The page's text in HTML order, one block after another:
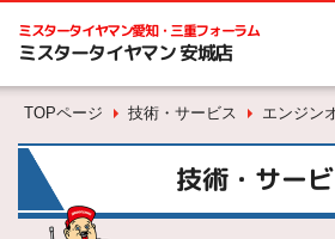
ミスタータイヤマン愛知・三重フォーラム
ミスタータイヤマン 安城店
TOPページ 技術・サービス エンジン
技術・サー